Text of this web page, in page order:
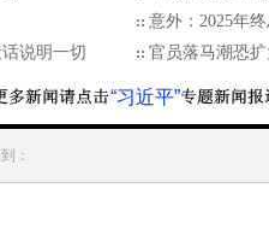
意外：2025年
说明一切
官员落马潮恐
“习近平”
：